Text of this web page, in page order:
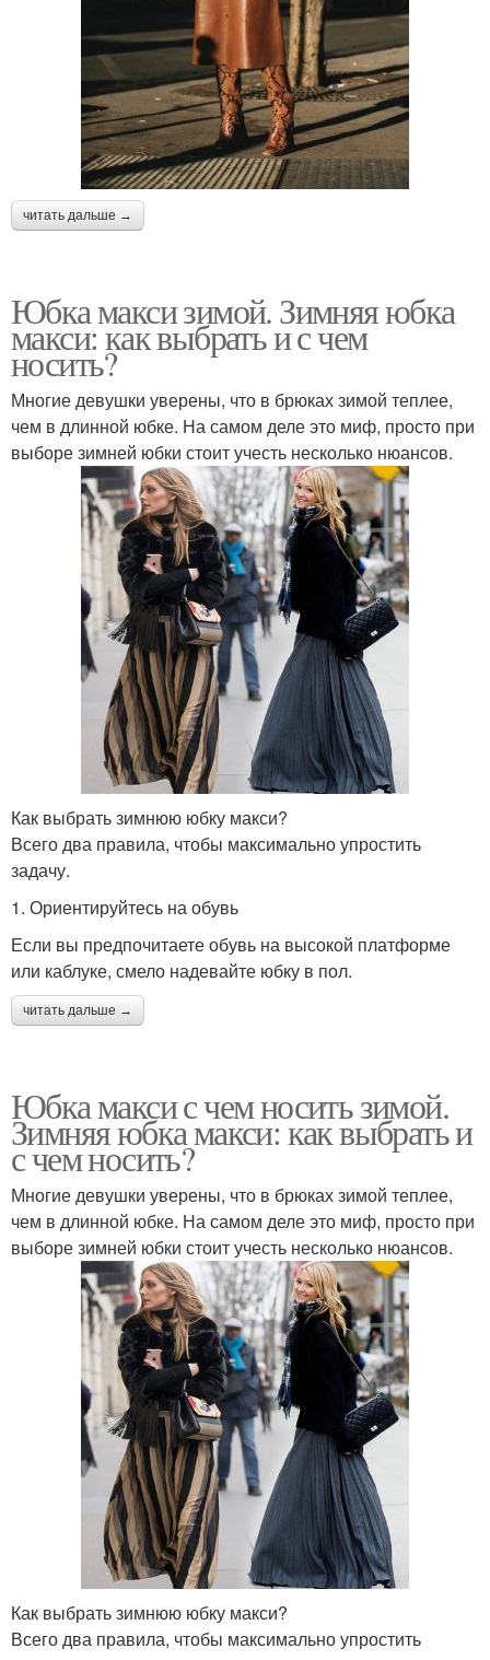
читать дальше →
Юбка макси зимой. Зимняя юбка
макси: как выбрать и с чем
носить?
Многие девушки уверены, что в брюках зимой теплее,
чем в длинной юбке. На самом деле это миф, просто при
выборе зимней юбки стоит учесть несколько нюансов.
Как выбрать зимнюю юбку макси?
Всего два правила, чтобы максимально упростить
задачу.
1. Ориентируйтесь на обувь
Если вы предпочитаете обувь на высокой платформе
или каблуке, смело надевайте юбку в пол.
читать дальше →
Юбка макси с чем носить зимой.
Зимняя юбка макси: как выбрать и
с чем носить?
Многие девушки уверены, что в брюках зимой теплее,
чем в длинной юбке. На самом деле это миф, просто при
выборе зимней юбки стоит учесть несколько нюансов.
Как выбрать зимнюю юбку макси?
Всего два правила, чтобы максимально упростить